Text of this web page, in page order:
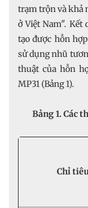
trạm trộn và khả
ở Việt Nam". Kết
tạo được hỗn
sử dụng nhũ
thuật của hỗn
MP31 (Bảng 1).
Bảng 1. Các
Chỉ